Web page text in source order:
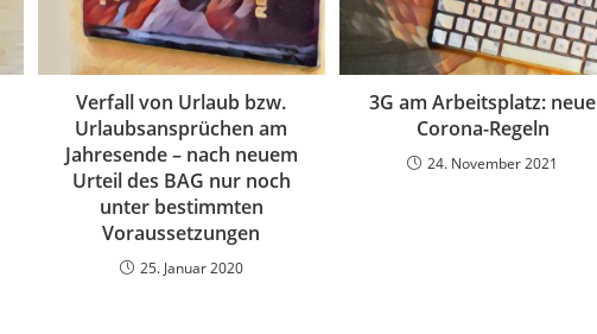
Verfall von Urlaub bzw.
Urlaubsansprüchen am
Jahresende – nach neuem
Urteil des BAG nur noch
unter bestimmten
Voraussetzungen
25. Januar 2020
3G am Arbeitsplatz: neue
Corona-Regeln
24. November 2021